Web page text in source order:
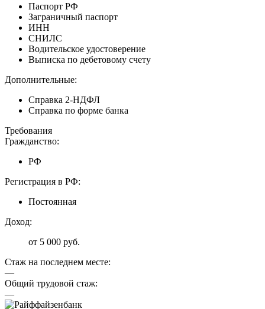
Паспорт РФ
Заграничный паспорт
ИНН
СНИЛС
Водительское удостоверение
Выписка по дебетовому счету
Дополнительные:
Справка 2-НДФЛ
Справка по форме банка
Требования
Гражданство:
РФ
Регистрация в РФ:
Постоянная
Доход:
от 5 000 руб.
Стаж на последнем месте:
—
Общий трудовой стаж:
—